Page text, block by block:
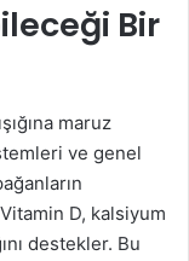
Bir
maruz
ve genel
D, kalsiyum
destekler. Bu